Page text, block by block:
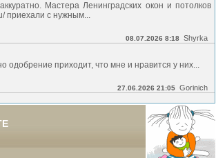
Мастера Ленинградских окон и потолков
приехали с нужным...
08.07.2026 8:18 Shyrka
одобрение приходит, что мне и нравится у них...
27.06.2026 21:05 Gorinich